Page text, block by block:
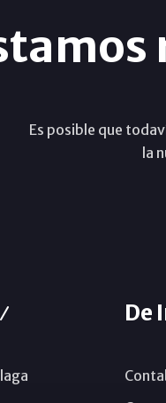
Es posible que
la
De